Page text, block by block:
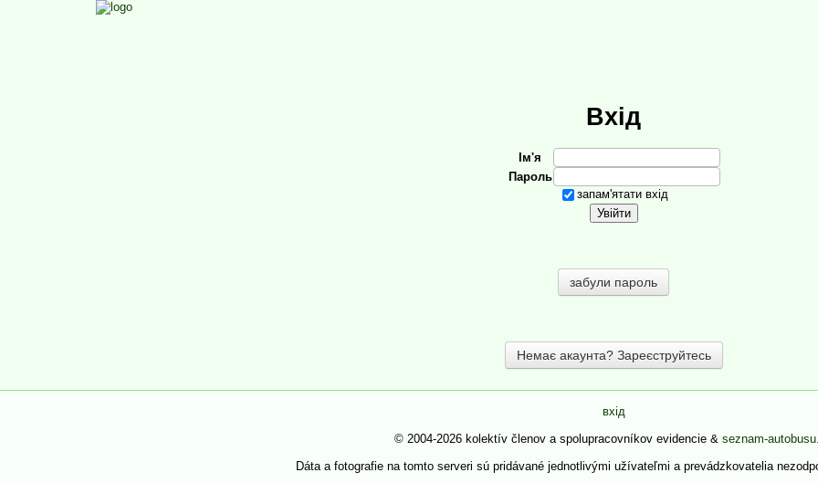
Вхід
Ім'я
Пароль
запам'ятати вхід
забули пароль
Немає акаунта? Зареєструйтесь
вхід
© 2004-2026 kolektív členov a spolupracovníkov evidencie & seznam-
Dáta a fotografie na tomto serveri sú pridávané jednotlivými užívateľmi a prevádzkovatelia